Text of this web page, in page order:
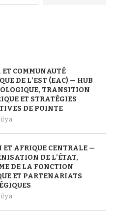
COMMUNAUTÉ
DE L’EST (EAC) — HUB
TRANSITION
ET STRATÉGIES
DE POINTE
y a
ET AFRIQUE CENTRALE —
DE L’ÉTAT,
DE LA FONCTION
ET PARTENARIATS
y a